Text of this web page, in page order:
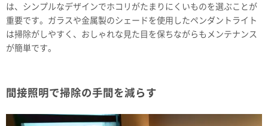
は、シンプルなデザインでホコリがたまりにくいものを選ぶことが
重要です。ガラスや金属製のシェードを使用したペンダントライト
は掃除がしやすく、おしゃれな見た目を保ちながらもメンテナンス
が簡単です。
間接照明で掃除の手間を減らす